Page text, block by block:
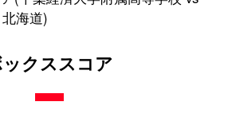
海道)
クススコア